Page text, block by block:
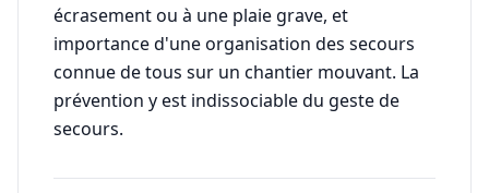
écrasement ou à une plaie grave, et
importance d'une organisation des secours
connue de tous sur un chantier mouvant. La
prévention y est indissociable du geste de
secours.